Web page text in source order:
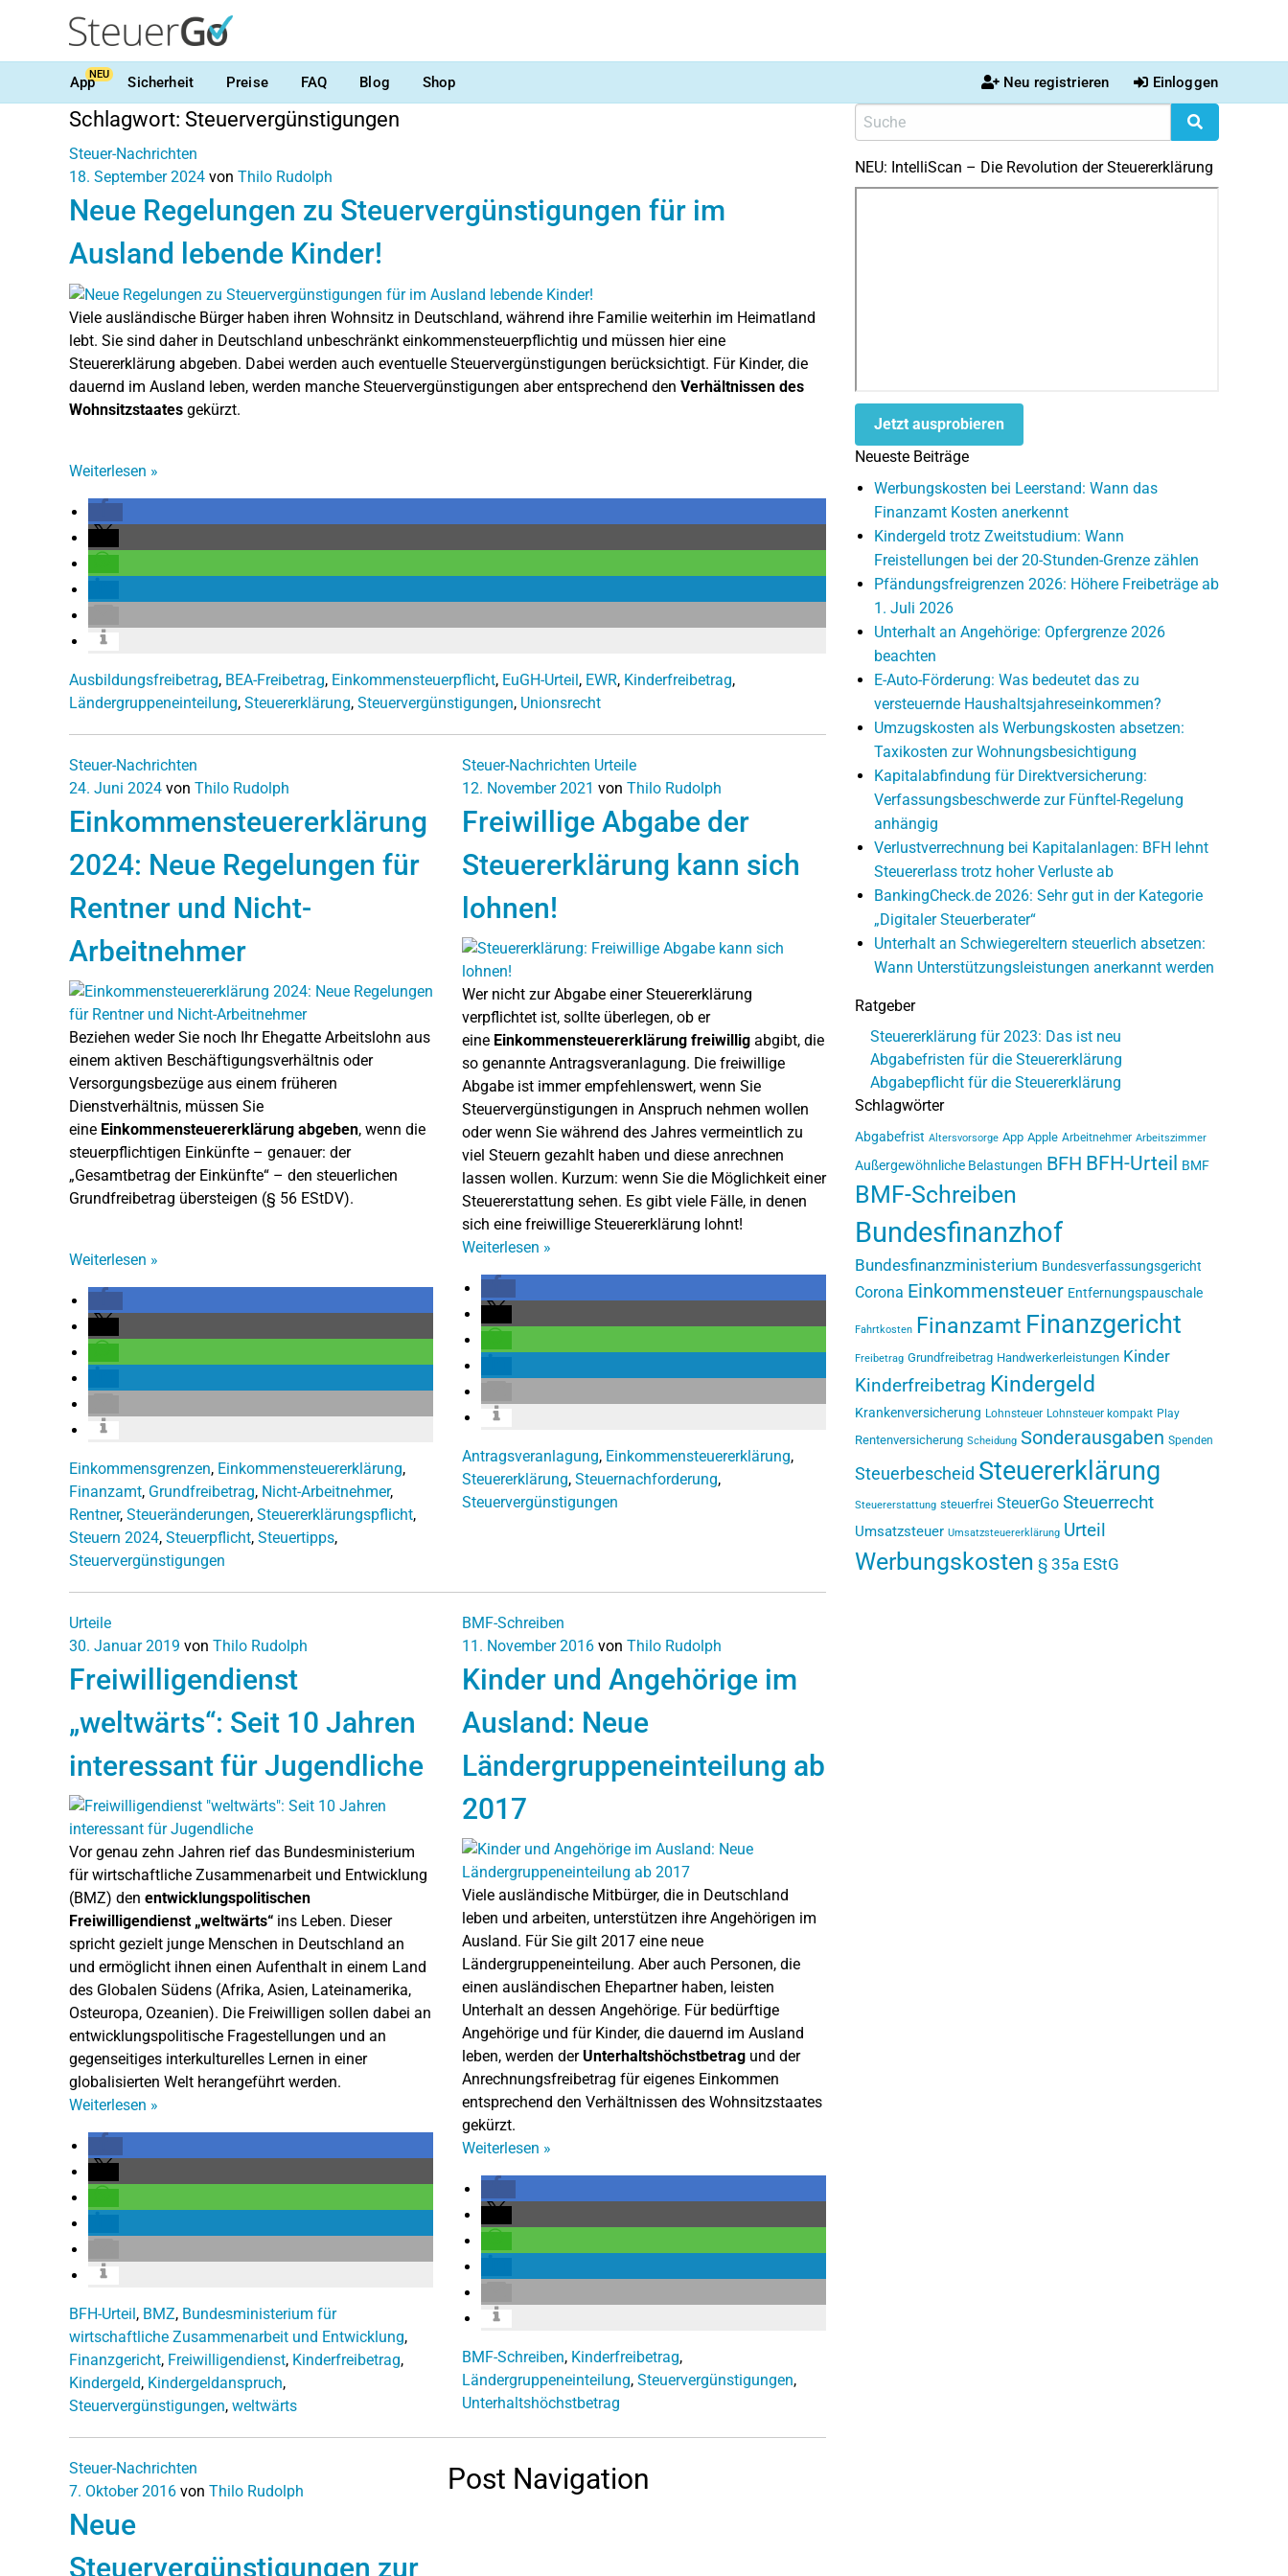
AppNEU Sicherheit Preise FAQ Blog Shop Neu registrieren Einloggen
Schlagwort: Steuervergünstigungen
Steuer-Nachrichten
18. September 2024 von Thilo Rudolph
Neue Regelungen zu Steuervergünstigungen für im
Ausland lebende Kinder!
Viele ausländische Bürger haben ihren Wohnsitz in Deutschland, während ihre Familie weiterhin im Heimatland
lebt. Sie sind daher in Deutschland unbeschränkt einkommensteuerpflichtig und müssen hier eine
Steuererklärung abgeben. Dabei werden auch eventuelle Steuervergünstigungen berücksichtigt. Für Kinder, die
dauernd im Ausland leben, werden manche Steuervergünstigungen aber entsprechend den Verhältnissen des
Wohnsitzstaates gekürzt.
Weiterlesen »
Ausbildungsfreibetrag, BEA-Freibetrag, Einkommensteuerpflicht, EuGH-Urteil, EWR, Kinderfreibetrag,
Ländergruppeneinteilung, Steuererklärung, Steuervergünstigungen, Unionsrecht
Steuer-Nachrichten
24. Juni 2024 von Thilo Rudolph
Einkommensteuererklärung
2024: Neue Regelungen für
Rentner und Nicht-
Arbeitnehmer
Beziehen weder Sie noch Ihr Ehegatte Arbeitslohn aus
einem aktiven Beschäftigungsverhältnis oder
Versorgungsbezüge aus einem früheren
Dienstverhältnis, müssen Sie
eine Einkommensteuererklärung abgeben, wenn die
steuerpflichtigen Einkünfte – genauer: der
„Gesamtbetrag der Einkünfte“ – den steuerlichen
Grundfreibetrag übersteigen (§ 56 EStDV).
Weiterlesen »
Einkommensgrenzen, Einkommensteuererklärung,
Finanzamt, Grundfreibetrag, Nicht-Arbeitnehmer,
Rentner, Steueränderungen, Steuererklärungspflicht,
Steuern 2024, Steuerpflicht, Steuertipps,
Steuervergünstigungen
Steuer-Nachrichten Urteile
12. November 2021 von Thilo Rudolph
Freiwillige Abgabe der
Steuererklärung kann sich
lohnen!
Wer nicht zur Abgabe einer Steuererklärung
verpflichtet ist, sollte überlegen, ob er
eine Einkommensteuererklärung freiwillig abgibt, die
so genannte Antragsveranlagung. Die freiwillige
Abgabe ist immer empfehlenswert, wenn Sie
Steuervergünstigungen in Anspruch nehmen wollen
oder wenn Sie während des Jahres vermeintlich zu
viel Steuern gezahlt haben und diese anrechnen
lassen wollen. Kurzum: wenn Sie die Möglichkeit einer
Steuererstattung sehen. Es gibt viele Fälle, in denen
sich eine freiwillige Steuererklärung lohnt!
Weiterlesen »
Antragsveranlagung, Einkommensteuererklärung,
Steuererklärung, Steuernachforderung,
Steuervergünstigungen
Urteile
30. Januar 2019 von Thilo Rudolph
Freiwilligendienst
„weltwärts“: Seit 10 Jahren
interessant für Jugendliche
Vor genau zehn Jahren rief das Bundesministerium
für wirtschaftliche Zusammenarbeit und Entwicklung
(BMZ) den entwicklungspolitischen
Freiwilligendienst „weltwärts“ ins Leben. Dieser
spricht gezielt junge Menschen in Deutschland an
und ermöglicht ihnen einen Aufenthalt in einem Land
des Globalen Südens (Afrika, Asien, Lateinamerika,
Osteuropa, Ozeanien). Die Freiwilligen sollen dabei an
entwicklungspolitische Fragestellungen und an
gegenseitiges interkulturelles Lernen in einer
globalisierten Welt herangeführt werden.
Weiterlesen »
BFH-Urteil, BMZ, Bundesministerium für
wirtschaftliche Zusammenarbeit und Entwicklung,
Finanzgericht, Freiwilligendienst, Kinderfreibetrag,
Kindergeld, Kindergeldanspruch,
Steuervergünstigungen, weltwärts
BMF-Schreiben
11. November 2016 von Thilo Rudolph
Kinder und Angehörige im
Ausland: Neue
Ländergruppeneinteilung ab
2017
Viele ausländische Mitbürger, die in Deutschland
leben und arbeiten, unterstützen ihre Angehörigen im
Ausland. Für Sie gilt 2017 eine neue
Ländergruppeneinteilung. Aber auch Personen, die
einen ausländischen Ehepartner haben, leisten
Unterhalt an dessen Angehörige. Für bedürftige
Angehörige und für Kinder, die dauernd im Ausland
leben, werden der Unterhaltshöchstbetrag und der
Anrechnungsfreibetrag für eigenes Einkommen
entsprechend den Verhältnissen des Wohnsitzstaates
gekürzt.
Weiterlesen »
BMF-Schreiben, Kinderfreibetrag,
Ländergruppeneinteilung, Steuervergünstigungen,
Unterhaltshöchstbetrag
Steuer-Nachrichten
7. Oktober 2016 von Thilo Rudolph
Neue
Steuervergünstigungen zur
Post Navigation
NEU: IntelliScan – Die Revolution der Steuererklärung
Jetzt ausprobieren
Neueste Beiträge
Werbungskosten bei Leerstand: Wann das
Finanzamt Kosten anerkennt
Kindergeld trotz Zweitstudium: Wann
Freistellungen bei der 20-Stunden-Grenze zählen
Pfändungsfreigrenzen 2026: Höhere Freibeträge ab
1. Juli 2026
Unterhalt an Angehörige: Opfergrenze 2026
beachten
E-Auto-Förderung: Was bedeutet das zu
versteuernde Haushaltsjahreseinkommen?
Umzugskosten als Werbungskosten absetzen:
Taxikosten zur Wohnungsbesichtigung
Kapitalabfindung für Direktversicherung:
Verfassungsbeschwerde zur Fünftel-Regelung
anhängig
Verlustverrechnung bei Kapitalanlagen: BFH lehnt
Steuererlass trotz hoher Verluste ab
BankingCheck.de 2026: Sehr gut in der Kategorie
„Digitaler Steuerberater“
Unterhalt an Schwiegereltern steuerlich absetzen:
Wann Unterstützungsleistungen anerkannt werden
Ratgeber
Steuererklärung für 2023: Das ist neu
Abgabefristen für die Steuererklärung
Abgabepflicht für die Steuererklärung
Schlagwörter
Abgabefrist Altersvorsorge App Apple Arbeitnehmer Arbeitszimmer
Außergewöhnliche Belastungen BFH BFH-Urteil BMF
BMF-Schreiben
Bundesfinanzhof
Bundesfinanzministerium Bundesverfassungsgericht
Corona Einkommensteuer Entfernungspauschale
Fahrtkosten Finanzamt Finanzgericht
Freibetrag Grundfreibetrag Handwerkerleistungen Kinder
Kinderfreibetrag Kindergeld
Krankenversicherung Lohnsteuer Lohnsteuer kompakt Play
Rentenversicherung Scheidung Sonderausgaben Spenden
Steuerbescheid Steuererklärung
Steuererstattung steuerfrei SteuerGo Steuerrecht
Umsatzsteuer Umsatzsteuererklärung Urteil
Werbungskosten § 35a EStG